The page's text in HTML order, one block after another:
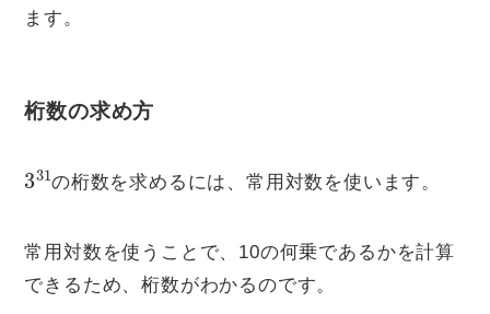
ます。
桁数の求め方
331
の桁数を求めるには、常用対数を使います。
常用対数を使うことで、10の何乗であるかを計算
できるため、桁数がわかるのです。